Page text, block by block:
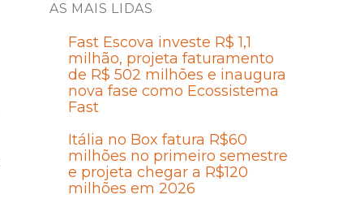
AS MAIS LIDAS
Fast Escova investe R$ 1,1
milhão, projeta faturamento
de R$ 502 milhões e inaugura
nova fase como Ecossistema
Fast
Itália no Box fatura R$60
milhões no primeiro semestre
e projeta chegar a R$120
milhões em 2026